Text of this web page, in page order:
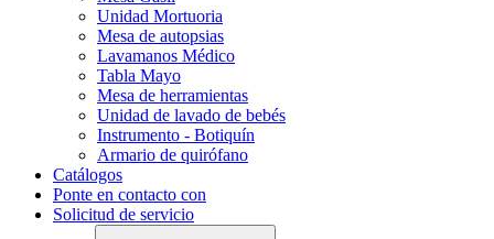
Unidad Mortuoria
Mesa de autopsias
Lavamanos Médico
Tabla Mayo
Mesa de herramientas
Unidad de lavado de bebés
Instrumento - Botiquín
Armario de quirófano
Catálogos
Ponte en contacto con
Solicitud de servicio